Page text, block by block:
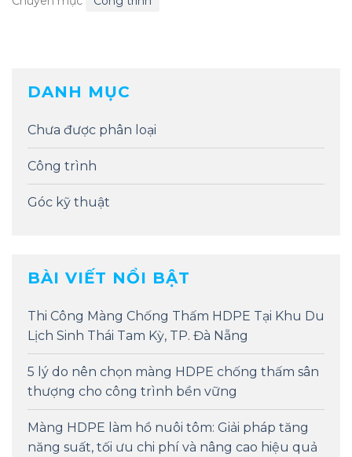
DANH MỤC
Chưa được phân loại
Công trình
Góc kỹ thuật
BÀI VIẾT NỔI BẬT
Thi Công Màng Chống Thấm HDPE Tại Khu Du
Lịch Sinh Thái Tam Kỳ, TP. Đà Nẵng
5 lý do nên chọn màng HDPE chống thấm sân
thượng cho công trình bền vững
Màng HDPE làm hồ nuôi tôm: Giải pháp tăng
năng suất, tối ưu chi phí và nâng cao hiệu quả